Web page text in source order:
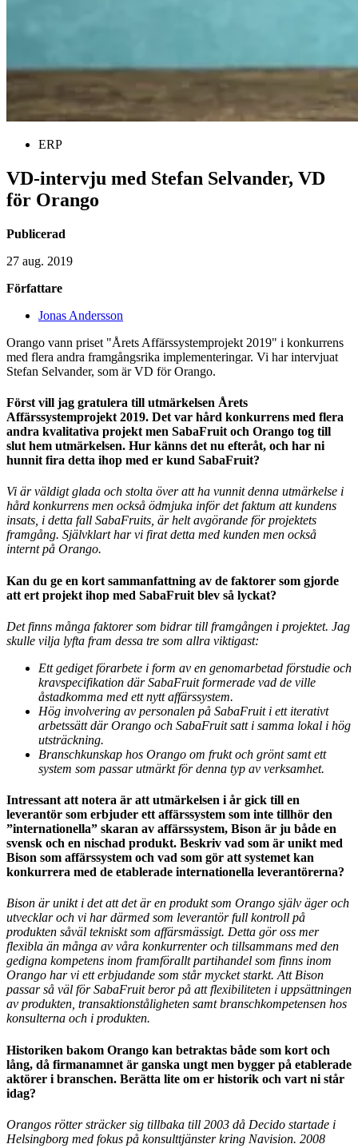
ERP
VD-intervju med Stefan Selvander, VD
för Orango
Publicerad
27 aug. 2019
Författare
Jonas Andersson
Orango vann priset "Årets Affärssystemprojekt 2019" i konkurrens
med flera andra framgångsrika implementeringar. Vi har intervjuat
Stefan Selvander, som är VD för Orango.
Först vill jag gratulera till utmärkelsen Årets
Affärssystemprojekt 2019. Det var hård konkurrens med flera
andra kvalitativa projekt men SabaFruit och Orango tog till
slut hem utmärkelsen. Hur känns det nu efteråt, och har ni
hunnit fira detta ihop med er kund SabaFruit?
Vi är väldigt glada och stolta över att ha vunnit denna utmärkelse i
hård konkurrens men också ödmjuka inför det faktum att kundens
insats, i detta fall SabaFruits, är helt avgörande för projektets
framgång. Självklart har vi firat detta med kunden men också
internt på Orango.
Kan du ge en kort sammanfattning av de faktorer som gjorde
att ert projekt ihop med SabaFruit blev så lyckat?
Det finns många faktorer som bidrar till framgången i projektet. Jag
skulle vilja lyfta fram dessa tre som allra viktigast:
Ett gediget förarbete i form av en genomarbetad förstudie och
kravspecifikation där SabaFruit formerade vad de ville
åstadkomma med ett nytt affärssystem.
Hög involvering av personalen på SabaFruit i ett iterativt
arbetssätt där Orango och SabaFruit satt i samma lokal i hög
utsträckning.
Branschkunskap hos Orango om frukt och grönt samt ett
system som passar utmärkt för denna typ av verksamhet.
Intressant att notera är att utmärkelsen i år gick till en
leverantör som erbjuder ett affärssystem som inte tillhör den
”internationella” skaran av affärssystem, Bison är ju både en
svensk och en nischad produkt. Beskriv vad som är unikt med
Bison som affärssystem och vad som gör att systemet kan
konkurrera med de etablerade internationella leverantörerna?
Bison är unikt i det att det är en produkt som Orango själv äger och
utvecklar och vi har därmed som leverantör full kontroll på
produkten såväl tekniskt som affärsmässigt. Detta gör oss mer
flexibla än många av våra konkurrenter och tillsammans med den
gedigna kompetens inom framförallt partihandel som finns inom
Orango har vi ett erbjudande som står mycket starkt. Att Bison
passar så väl för SabaFruit beror på att flexibiliteten i uppsättningen
av produkten, transaktionståligheten samt branschkompetensen hos
konsulterna och i produkten.
Historiken bakom Orango kan betraktas både som kort och
lång, då firmanamnet är ganska ungt men bygger på etablerade
aktörer i branschen. Berätta lite om er historik och vart ni står
idag?
Orangos rötter sträcker sig tillbaka till 2003 då Decido startade i
Helsingborg med fokus på konsulttjänster kring Navision. 2008